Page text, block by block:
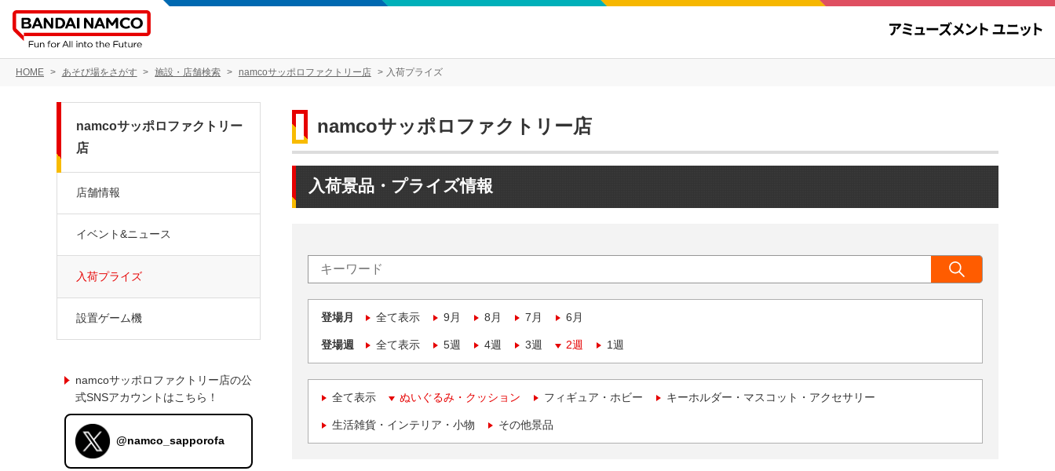
HOME あそび場をさがす 施設・店舗検索 namcoサッポロファクトリー店 入荷プライズ
namcoサッポロファクトリー店
入荷景品・プライズ情報
登場月 全て表示 9月 8月 7月 6月
登場週 全て表示 5週 4週 3週 2週 1週
全て表示 ぬいぐるみ・クッション フィギュア・ホビー キーホルダー・マスコット・アクセサリー
生活雑貨・インテリア・小物 その他景品
namcoサッポロファクトリー
店
店舗情報
イベント&ニュース
入荷プライズ
設置ゲーム機
namcoサッポロファクトリー店の公
式SNSアカウントはこちら！
@namco_sapporofa